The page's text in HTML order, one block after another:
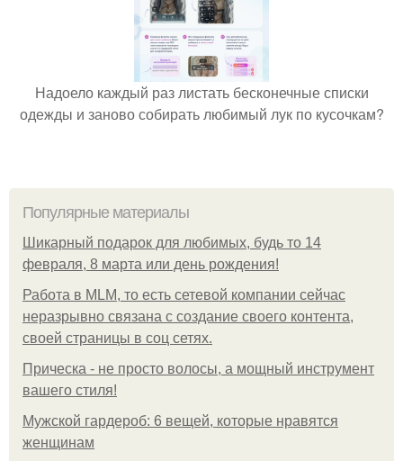
Надоело каждый раз листать бесконечные списки
одежды и заново собирать любимый лук по кусочкам?
Популярные материалы
Шикарный подарок для любимых, будь то 14
февраля, 8 марта или день рождения!
Работа в MLM, то есть сетевой компании сейчас
неразрывно связана с создание своего контента,
своей страницы в соц сетях.
Прическа - не просто волосы, а мощный инструмент
вашего стиля!
Мужской гардероб: 6 вещей, которые нравятся
женщинам